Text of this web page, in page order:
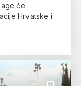
će
Hrvatske i